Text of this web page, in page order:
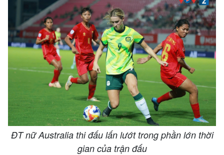
ĐT nữ Australia thi đấu lấn lướt trong phần lớn thời
gian của trận đấu